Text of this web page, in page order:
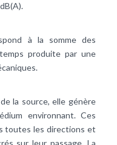
à la somme des
produite par une
la source, elle génère
environnant. Ces
toutes les directions et